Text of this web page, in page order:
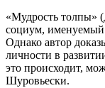
«Мудрость толпы»
социум, именуемый
Однако автор
личности в
это происходит,
Шуровьески.